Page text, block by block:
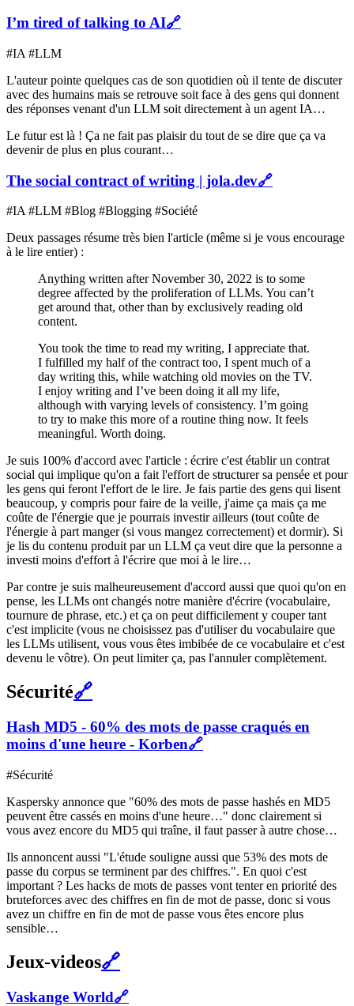
I’m tired of talking to AI🔗
#IA #LLM
L'auteur pointe quelques cas de son quotidien où il tente de discuter
avec des humains mais se retrouve soit face à des gens qui donnent
des réponses venant d'un LLM soit directement à un agent IA…
Le futur est là ! Ça ne fait pas plaisir du tout de se dire que ça va
devenir de plus en plus courant…
The social contract of writing | jola.dev🔗
#IA #LLM #Blog #Blogging #Société
Deux passages résume très bien l'article (même si je vous encourage
à le lire entier) :
Anything written after November 30, 2022 is to some
degree affected by the proliferation of LLMs. You can’t
get around that, other than by exclusively reading old
content.
You took the time to read my writing, I appreciate that.
I fulfilled my half of the contract too, I spent much of a
day writing this, while watching old movies on the TV.
I enjoy writing and I’ve been doing it all my life,
although with varying levels of consistency. I’m going
to try to make this more of a routine thing now. It feels
meaningful. Worth doing.
Je suis 100% d'accord avec l'article : écrire c'est établir un contrat
social qui implique qu'on a fait l'effort de structurer sa pensée et pour
les gens qui feront l'effort de le lire. Je fais partie des gens qui lisent
beaucoup, y compris pour faire de la veille, j'aime ça mais ça me
coûte de l'énergie que je pourrais investir ailleurs (tout coûte de
l'énergie à part manger (si vous mangez correctement) et dormir). Si
je lis du contenu produit par un LLM ça veut dire que la personne a
investi moins d'effort à l'écrire que moi à le lire…
Par contre je suis malheureusement d'accord aussi que quoi qu'on en
pense, les LLMs ont changés notre manière d'écrire (vocabulaire,
tournure de phrase, etc.) et ça on peut difficilement y couper tant
c'est implicite (vous ne choisissez pas d'utiliser du vocabulaire que
les LLMs utilisent, vous vous êtes imbibée de ce vocabulaire et c'est
devenu le vôtre). On peut limiter ça, pas l'annuler complètement.
Sécurité🔗
Hash MD5 - 60% des mots de passe craqués en
moins d'une heure - Korben🔗
#Sécurité
Kaspersky annonce que "60% des mots de passe hashés en MD5
peuvent être cassés en moins d'une heure…" donc clairement si
vous avez encore du MD5 qui traîne, il faut passer à autre chose…
Ils annoncent aussi "L'étude souligne aussi que 53% des mots de
passe du corpus se terminent par des chiffres.". En quoi c'est
important ? Les hacks de mots de passes vont tenter en priorité des
bruteforces avec des chiffres en fin de mot de passe, donc si vous
avez un chiffre en fin de mot de passe vous êtes encore plus
sensible…
Jeux-videos🔗
Vaskange World🔗